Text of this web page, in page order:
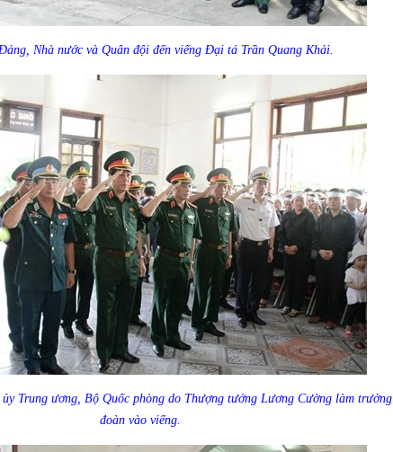
Nhà nước và Quân đội đến viếng Đại tá Trần Quang Khải.
Trung ương, Bộ Quốc phòng do Thượng tướng Lương Cường làm trưởng
đoàn vào viếng.